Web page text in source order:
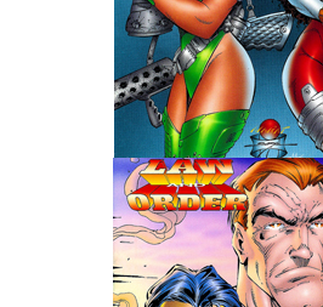
Wedding Wear CBBE SSE BodySlide
Работы Тестера 55
Наёмный оборотень
Небесный воин
Немного героев меча и магии
Расширенная версия Х3